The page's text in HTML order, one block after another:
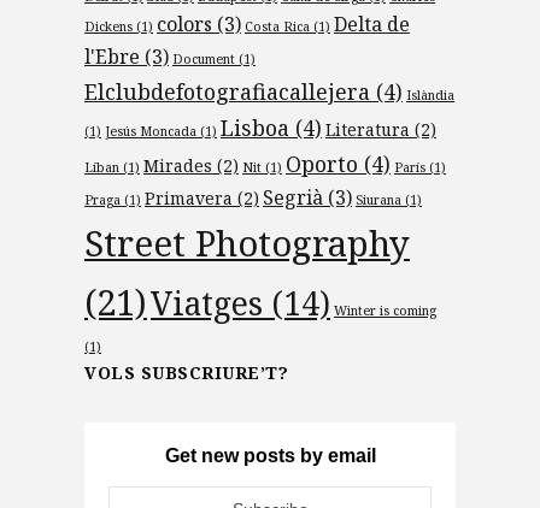
Dickens (1) colors (3) Costa Rica (1) Delta de
l'Ebre (3) Document (1)
Elclubdefotografiacallejera (4) Islàndia
(1) Jesús Moncada (1) Lisboa (4) Literatura (2)
Líban (1) Mirades (2) Nit (1) Oporto (4) París (1)
Praga (1) Primavera (2) Segrià (3) Siurana (1)
Street Photography
(21)Viatges (14) Winter is coming
(1)
VOLS SUBSCRIURE’T?
Get new posts by email